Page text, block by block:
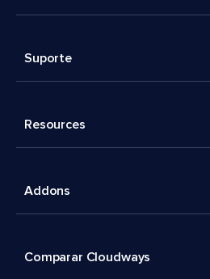
Suporte
Resources
Addons
Comparar Cloudways